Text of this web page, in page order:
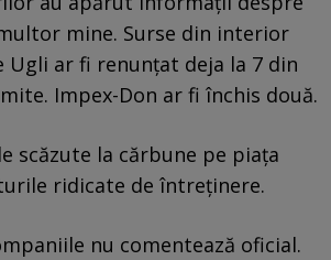
mine. Surse din interior
Ugli ar fi renunțat deja la 7 din
Impex-Don ar fi închis două.
scăzute la cărbune pe piața
ridicate de întreținere.
nu comentează oficial.